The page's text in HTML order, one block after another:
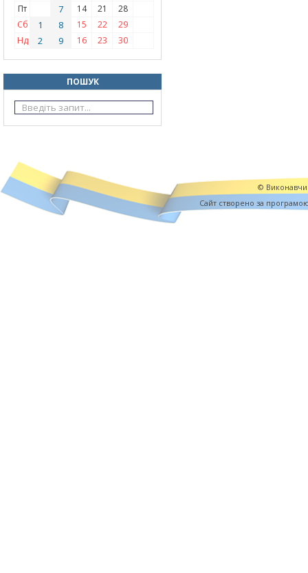
Пт
7 14 21
28
Сб
1 8 15 22
29
Нд
2 9 16 23 30
ПОШУК
©
Cайт створено за